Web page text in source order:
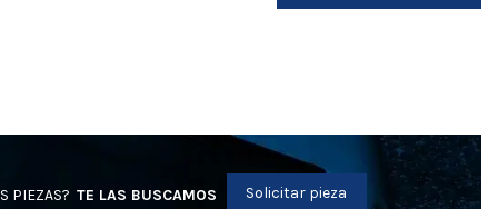
PIEZAS? TE LAS BUSCAMOS Solicitar pieza